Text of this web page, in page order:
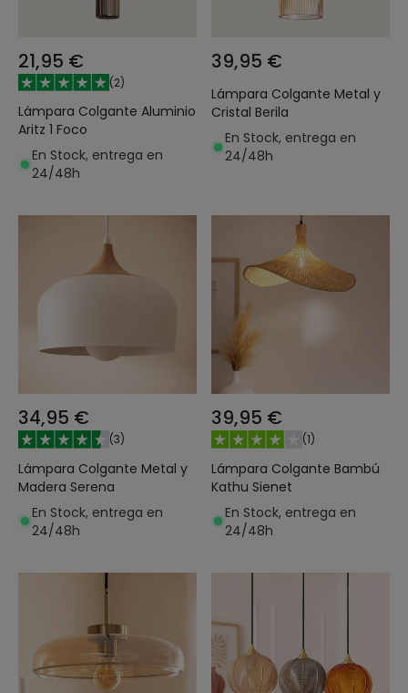
21,95 €
(2)
Lámpara Colgante Aluminio
Aritz 1 Foco
En Stock, entrega en
24/48h
39,95 €
Lámpara Colgante Metal y
Cristal Berila
En Stock, entrega en
24/48h
34,95 €
(3)
Lámpara Colgante Metal y
Madera Serena
En Stock, entrega en
24/48h
39,95 €
(1)
Lámpara Colgante Bambú
Kathu Sienet
En Stock, entrega en
24/48h